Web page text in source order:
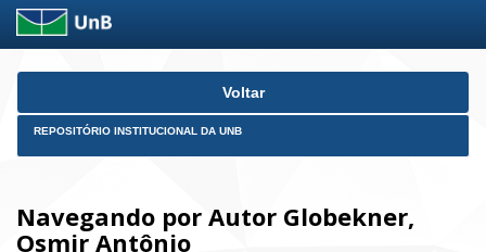
Skip
Voltar
REPOSITÓRIO INSTITUCIONAL DA UNB
Navegando por Autor Globekner,
Osmir Antônio